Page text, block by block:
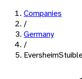
Companies
/
Germany
/